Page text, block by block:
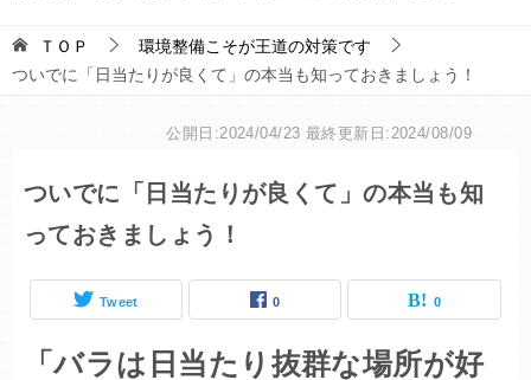
ＴＯＰ
環境整備こそが王道の対策です
ついでに「日当たりが良くて」の本当も知っておきましょう！
公開日:2024/04/23 最終更新日:2024/08/09
ついでに「日当たりが良くて」の本当も知
っておきましょう！
Tweet 0 0
「バラは日当たり抜群な場所が好